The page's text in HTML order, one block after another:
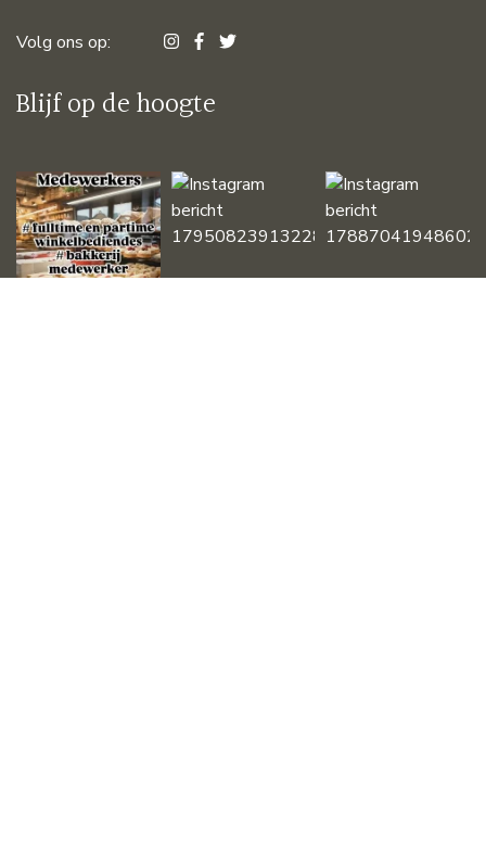
Volg ons op:
Blijf op de hoogte